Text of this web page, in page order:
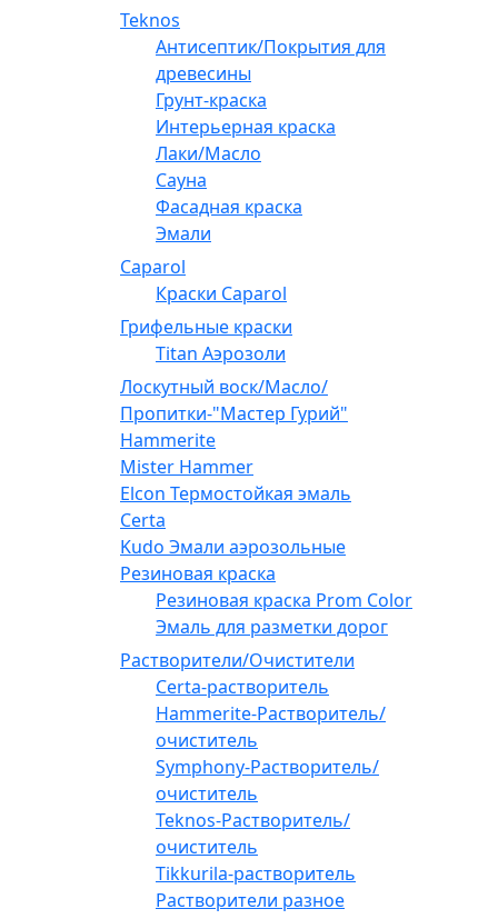
Teknos
Антисептик/Покрытия для
древесины
Грунт-краска
Интерьерная краска
Лаки/Масло
Сауна
Фасадная краска
Эмали
Caparol
Краски Caparol
Грифельные краски
Titan Аэрозоли
Лоскутный воск/Масло/
Пропитки-"Мастер Гурий"
Hammerite
Mister Hammer
Elcon Термостойкая эмаль
Certa
Kudo Эмали аэрозольные
Резиновая краска
Резиновая краска Prom Color
Эмаль для разметки дорог
Растворители/Очистители
Certa-растворитель
Hammerite-Растворитель/
очиститель
Symphony-Растворитель/
очиститель
Teknos-Растворитель/
очиститель
Tikkurila-растворитель
Растворители разное